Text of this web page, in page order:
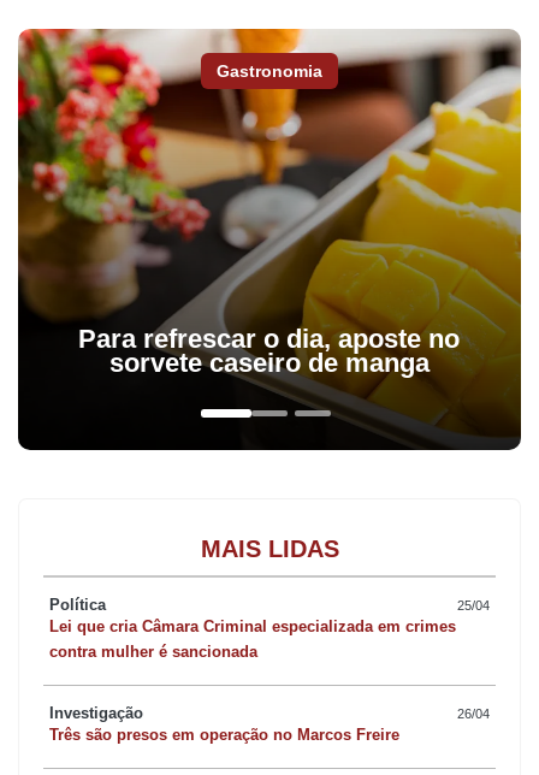
Gastronomia
Para refrescar o dia, aposte no
sorvete caseiro de manga
MAIS LIDAS
Política 25/04
Lei que cria Câmara Criminal especializada em crimes
contra mulher é sancionada
Investigação 26/04
Três são presos em operação no Marcos Freire